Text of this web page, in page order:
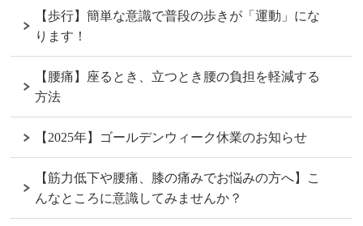
【歩行】簡単な意識で普段の歩きが「運動」にな
ります！
【腰痛】座るとき、立つとき腰の負担を軽減する
方法
【2025年】ゴールデンウィーク休業のお知らせ
【筋力低下や腰痛、膝の痛みでお悩みの方へ】こ
んなところに意識してみませんか？